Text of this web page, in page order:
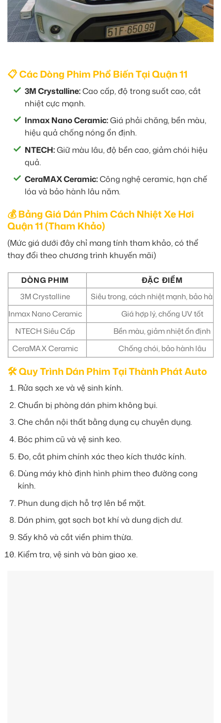
📋 Các Dòng Phim Phổ Biến Tại Quận 11
3M Crystalline:Cao cấp, độ trong suốt cao, cắt
nhiệt cực mạnh.
Inmax Nano Ceramic:Giá phải chăng, bền màu,
hiệu quả chống nóng ổn định.
NTECH:Giữ màu lâu, độ bền cao, giảm chói hiệu
quả.
CeraMAX Ceramic:Công nghệ ceramic, hạn chế
lóa và bảo hành lâu năm.
💰 Bảng Giá Dán Phim Cách Nhiệt Xe Hơi
Quận 11 (Tham Khảo)
(Mức giá dưới đây chỉ mang tính tham khảo, có thể
thay đổi theo chương trình khuyến mãi)
DÒNG PHIM
ĐẶC ĐIỂM
3M Crystalline
Siêu trong, cách nhiệt mạnh, bảo
Inmax Nano Ceramic
Giá hợp lý, chống UV tốt
NTECH Siêu Cấp
Bền màu, giảm nhiệt ổn định
CeraMAX Ceramic
Chống chói, bảo hành lâu
🛠️ Quy Trình Dán Phim Tại Thành Phát Auto
Rửa sạch xe và vệ sinh kính.
Chuẩn bị phòng dán phim không bụi.
Che chắn nội thất bằng dụng cụ chuyên dụng.
Bóc phim cũ và vệ sinh keo.
Đo, cắt phim chính xác theo kích thước kính.
Dùng máy khò định hình phim theo đường cong
kính.
Phun dung dịch hỗ trợ lên bề mặt.
Dán phim, gạt sạch bọt khí và dung dịch dư.
Sấy khô và cắt viền phim thừa.
Kiểm tra, vệ sinh và bàn giao xe.